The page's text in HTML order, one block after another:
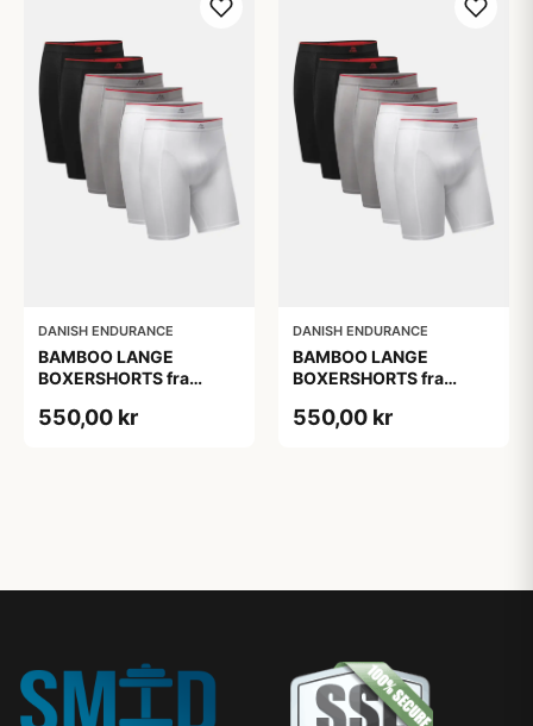
DANISH ENDURANCE
BAMBOO LANGE
BOXERSHORTS fra
Sort/Rød | Grå | Hvid 6-
550,00 kr
DANISH ENDURANCE
BAMBOO LANGE
BOXERSHORTS fra
Sort/Rød | Grå | Hvid 6-
550,00 kr